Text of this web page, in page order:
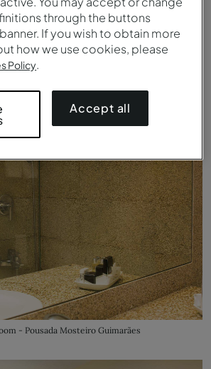
- Pousada Mosteiro Guimarães
- Pousada Mosteiro Guimarães